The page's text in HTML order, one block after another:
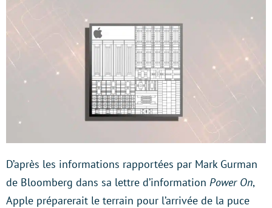
D’après les informations rapportées par Mark Gurman
de Bloomberg dans sa lettre d’information Power On,
Apple préparerait le terrain pour l’arrivée de la puce